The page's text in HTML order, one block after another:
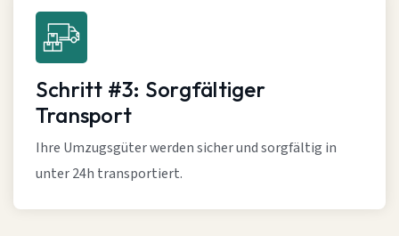
Schritt #3: Sorgfältiger
Transport
Ihre Umzugsgüter werden sicher und sorgfältig in
unter 24h transportiert.